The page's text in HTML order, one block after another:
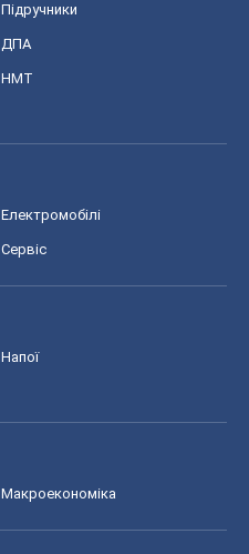
Підручники
ДПА
НМТ
Електромобілі
Сервіс
Напої
Макроекономіка